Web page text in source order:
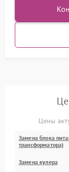
Цены
Замена блока
трансформатора)
Замена кулера